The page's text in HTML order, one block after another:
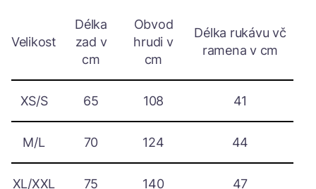
Velikost
Délka
zad v
cm
Obvod
hrudi v
cm
Délka rukávu vč
ramena v cm
XS/S 65 108 41
M/L 70 124 44
XL/XXL 75 140 47